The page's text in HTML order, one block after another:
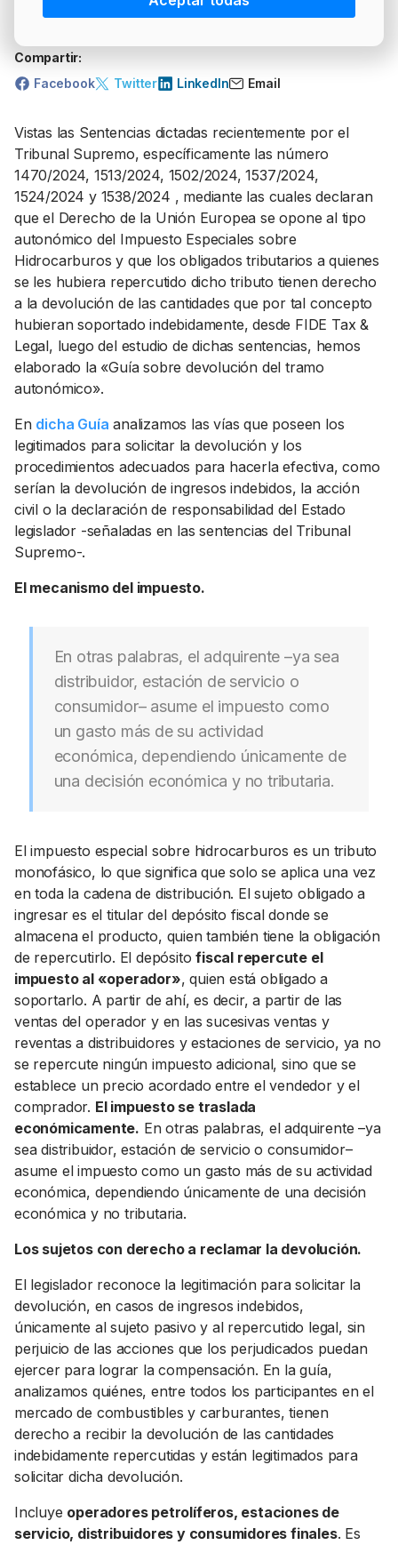
Más artículos del autor
Compartir:
Facebook
Twitter LinkedIn Email
Vistas las Sentencias dictadas recientemente por el
Tribunal Supremo, específicamente las número
1470/2024, 1513/2024, 1502/2024, 1537/2024,
1524/2024 y 1538/2024 , mediante las cuales declaran
que el Derecho de la Unión Europea se opone al tipo
autonómico del Impuesto Especiales sobre
Hidrocarburos y que los obligados tributarios a quienes
se les hubiera repercutido dicho tributo tienen derecho
a la devolución de las cantidades que por tal concepto
hubieran soportado indebidamente, desde FIDE Tax &
Legal, luego del estudio de dichas sentencias, hemos
elaborado la «Guía sobre devolución del tramo
autonómico».
En dicha Guía analizamos las vías que poseen los
legitimados para solicitar la devolución y los
procedimientos adecuados para hacerla efectiva, como
serían la devolución de ingresos indebidos, la acción
civil o la declaración de responsabilidad del Estado
legislador -señaladas en las sentencias del Tribunal
Supremo-.
El mecanismo del impuesto.
En otras palabras, el adquirente –ya sea
distribuidor, estación de servicio o
consumidor– asume el impuesto como
un gasto más de su actividad
económica, dependiendo únicamente de
una decisión económica y no tributaria.
El impuesto especial sobre hidrocarburos es un tributo
monofásico, lo que significa que solo se aplica una vez
en toda la cadena de distribución. El sujeto obligado a
ingresar es el titular del depósito fiscal donde se
almacena el producto, quien también tiene la obligación
de repercutirlo. El depósitofiscal repercute el
impuesto al «operador», quien está obligado a
soportarlo. A partir de ahí, es decir, a partir de las
ventas del operador y en las sucesivas ventas y
reventas a distribuidores y estaciones de servicio, ya no
se repercute ningún impuesto adicional, sino que se
establece un precio acordado entre el vendedor y el
comprador. El impuesto se traslada
económicamente. En otras palabras, el adquirente –ya
sea distribuidor, estación de servicio o consumidor–
asume el impuesto como un gasto más de su actividad
económica, dependiendo únicamente de una decisión
económica y no tributaria.
Los sujetos con derecho a reclamar la devolución.
El legislador reconoce la legitimación para solicitar la
devolución, en casos de ingresos indebidos,
únicamente al sujeto pasivo y al repercutido legal, sin
perjuicio de las acciones que los perjudicados puedan
ejercer para lograr la compensación. En la guía,
analizamos quiénes, entre todos los participantes en el
mercado de combustibles y carburantes, tienen
derecho a recibir la devolución de las cantidades
indebidamente repercutidas y están legitimados para
solicitar dicha devolución.
Incluye operadores petrolíferos, estaciones de
servicio, distribuidores y consumidores finales. Es
NEWSLETTER
LÍDERES EQUIPAMIENTOS Y SERVICIOS DEL
TABLÓN Y MARKETPLACE
MAKETPLACES
GSO AGRÍCOLA
GSO PROFESIONAL
EXISTENCIAS
MOD. 500-503
LÍDERES EQUIPAMIENTOS Y SERVICIOS SECTOR